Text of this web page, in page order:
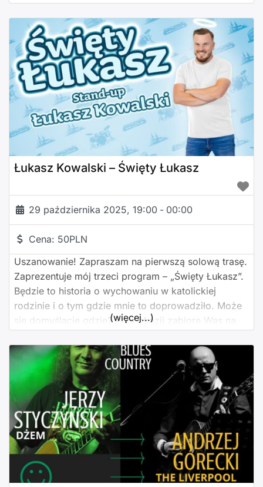
największych hitów AC/DC i niemniej
rokendrolowych kompozycji własnych. Zespół
będzie gościł w Chojnicach po raz drugi i
Łukasz Kowalski – Święty Łukasz
29 października 2025, 19:00 - 00:00
Cena: 50PLN
Uszanowanie! Zapraszam na pierwszą solową trasę.
Zaprezentuje mój trzeci program – „Święty Łukasz”.
Będzie to historia o wychowaniu w katolickiej
rodzinie i o tym gdzie mnie to doprowadziło. Może
się domyślacie gdzie? Przy okazji zabiorę Was na
II. Na scenie będzie mi towarzyszył Paweł Ścierski
Bilety: 50 zł Wieczór dla osób od
(więcej...)